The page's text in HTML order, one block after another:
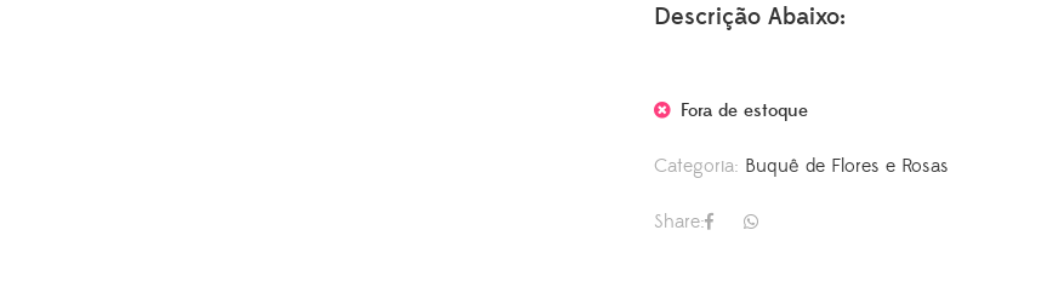
Descrição Abaixo:
Fora de estoque
Categoria: Buquê de Flores e Rosas
Share: